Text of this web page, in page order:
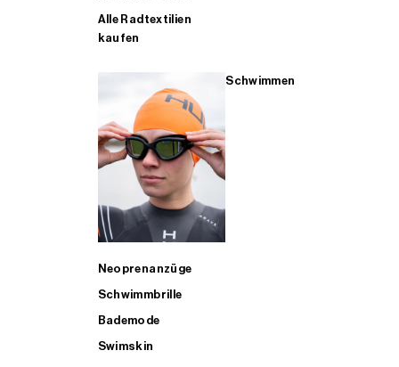
Alle Radtextilien
kaufen
Schwimmen
Neoprenanzüge
Schwimmbrille
Bademode
Swimskin